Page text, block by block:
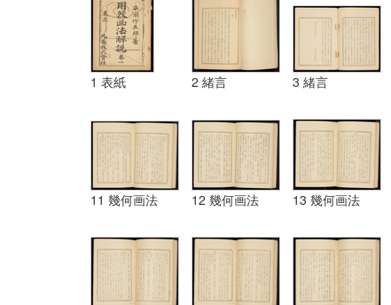
1 表紙 2 緒言 3 緒言
11 幾何画法 12 幾何画法 13 幾何画法